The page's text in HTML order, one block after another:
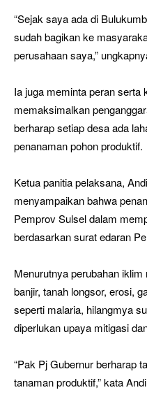
“Sejak saya ada di
sudah bagikan ke
perusahaan saya,”
Ia juga meminta peran serta
memaksimalkan
berharap setiap desa ada
penanaman pohon produktif.
Ketua panitia pelaksana,
menyampaikan bahwa
Pemprov Sulsel dalam
berdasarkan surat edaran
Menurutnya perubahan
banjir, tanah longsor, erosi,
seperti malaria, hilangmya
diperlukan upaya mitigasi
“Pak Pj Gubernur berharap
tanaman produktif,” kata